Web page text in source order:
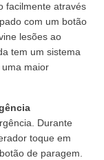
facilmente através
com um botão
lesões ao
tem um sistema
maior
Durante
toque em
de paragem.